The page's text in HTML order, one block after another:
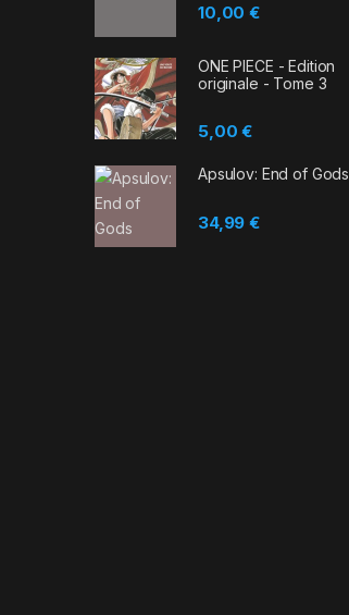
10,00€
ONE PIECE - Edition
originale - Tome 3
5,00€
Apsulov: End of Gods
34,99€